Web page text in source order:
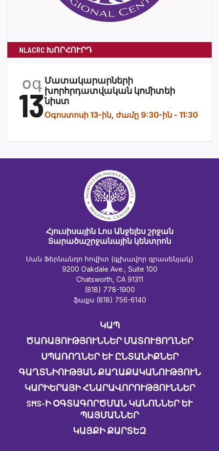
NLACRC ԽՈՐՀՈՒՐԴ
օգ
13
Մատակարարների
խորհրդատվական կոմիտեի
նիստ
Օգոստոսի 13-ին, ժամը 9:30-ին - 11:30
Հյուսիսային Լոս Անջելես շրջան
Տարածաշրջանային կենտրոն
Սան Ֆերնանդո հովիտ (գլխավոր գրասենյակ)
9200 Oakdale Ave., Suite 100
Chatsworth, CA 91311
(818) 778-1900
ֆաքս (818) 756-6140
ԿԱՊ
ԾԱՌԱՅՈՒԹՅՈՒՆՆԵՐ ՄԱՏՈՒՑՈՂՆԵՐ
ՍՊԱՌՈՂՆԵՐ ԵՒ ԸՆՏԱՆԻՔՆԵՐ
ԳԱՂՏՆԻՈՒԹՅԱՆ ՔԱՂԱՔԱԿԱՆՈՒԹՅՈՒՆ
ԿԱՐԻԵՐԱՅԻ ՀՆԱՐԱՎՈՐՈՒԹՅՈՒՆՆԵՐ
SMS-Ի ՕԳՏԱԳՈՐԾՄԱՆ ԿԱՆՈՆՆԵՐ ԵՒ Պ
ԱՅՄԱՆՆԵՐ
ԿԱՅՔԻ ՔԱՐՏԵԶ